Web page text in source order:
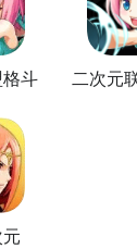
有SSR和UR品
集到的，毕竟
想要拿到花费
耗的金币也是
营协同 buff，
风格的装饰和
的还原度和收集
看也不会有模
索这些玩法，
，还能解锁专
手机版稀有
格斗 二次元